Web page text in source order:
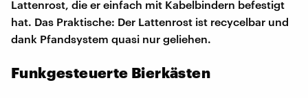
Lattenrost, die er einfach mit Kabelbindern befestigt
hat. Das Praktische: Der Lattenrost ist recycelbar und
dank Pfandsystem quasi nur geliehen.
Funkgesteuerte Bierkästen